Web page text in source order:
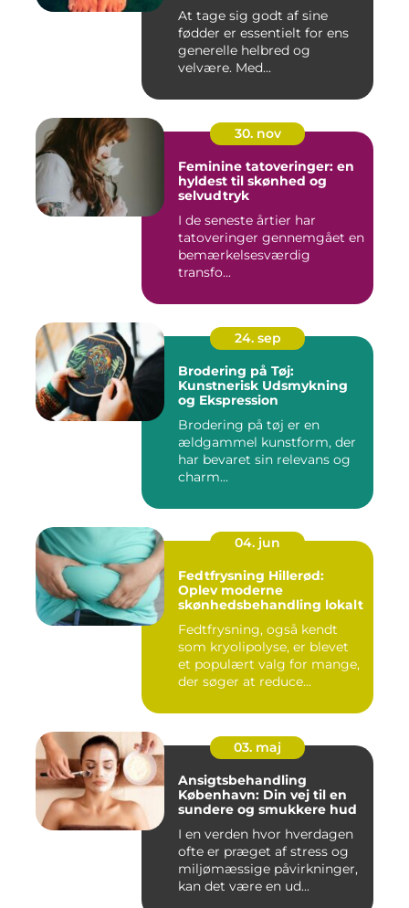
At tage sig godt af sine
fødder er essentielt for ens
generelle helbred og
velvære. Med...
30. nov
Feminine tatoveringer: en
hyldest til skønhed og
selvudtryk
I de seneste årtier har
tatoveringer gennemgået en
bemærkelsesværdig
transfo...
24. sep
Brodering på Tøj:
Kunstnerisk Udsmykning
og Ekspression
Brodering på tøj er en
ældgammel kunstform, der
har bevaret sin relevans og
charm...
04. jun
Fedtfrysning Hillerød:
Oplev moderne
skønhedsbehandling lokalt
Fedtfrysning, også kendt
som kryolipolyse, er blevet
et populært valg for mange,
der søger at reduce...
03. maj
Ansigtsbehandling
København: Din vej til en
sundere og smukkere hud
I en verden hvor hverdagen
ofte er præget af stress og
miljømæssige påvirkninger,
kan det være en ud...